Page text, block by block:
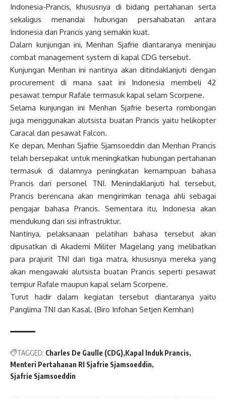
Indonesia-Prancis, khususnya di bidang pertahanan serta
sekaligus menandai hubungan persahabatan antara
Indonesia dan Prancis yang semakin kuat.
Dalam kunjungan ini, Menhan Sjafrie diantaranya meninjau
combat management system di kapal CDG tersebut.
Kunjungan Menhan ini nantinya akan ditindaklanjuti dengan
procurement di mana saat ini Indonesia membeli 42
pesawat tempur Rafale termasuk kapal selam Scorpene.
Selama kunjungan ini Menhan Sjafrie beserta rombongan
juga menggunakan alutsista buatan Prancis yaitu helikopter
Caracal dan pesawat Falcon.
Ke depan, Menhan Sjafrie Sjamsoeddin dan Menhan Prancis
telah bersepakat untuk meningkatkan hubungan pertahanan
termasuk di dalamnya peningkatan kemampuan bahasa
Prancis dari personel TNI. Menindaklanjuti hal tersebut,
Prancis berencana akan mengirimkan tenaga ahli sebagai
pengajar bahasa Prancis. Sementara itu, Indonesia akan
mendukung dari sisi infrastruktur.
Nantinya, pelaksanaan pelatihan bahasa tersebut akan
dipusatkan di Akademi Militer Magelang yang melibatkan
para prajurit TNI dari tiga matra, khususnya mereka yang
akan mengawaki alutsista buatan Prancis seperti pesawat
tempur Rafale maupun kapal selam Scorpene.
Turut hadir dalam kegiatan tersebut diantaranya yaitu
Panglima TNI dan Kasal. (Biro Infohan Setjen Kemhan)
TAGGED: Charles De Gaulle (CDG) Kapal Induk Prancis
Menteri Pertahanan RI Sjafrie Sjamsoeddin
Sjafrie Sjamsoeddin